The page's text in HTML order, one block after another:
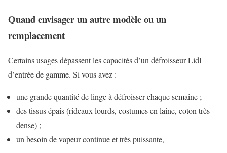
Quand envisager un autre modèle ou un
remplacement
Certains usages dépassent les capacités d’un défroisseur Lidl
d’entrée de gamme. Si vous avez :
une grande quantité de linge à défroisser chaque semaine ;
des tissus épais (rideaux lourds, costumes en laine, coton très
dense) ;
un besoin de vapeur continue et très puissante,